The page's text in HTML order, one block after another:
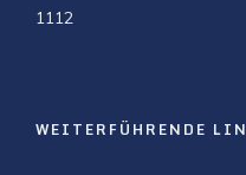
1112
WEITERFÜHRENDE